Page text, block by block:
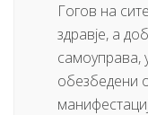
Гогов на
здравје, а
самоуправа,
обезбедени